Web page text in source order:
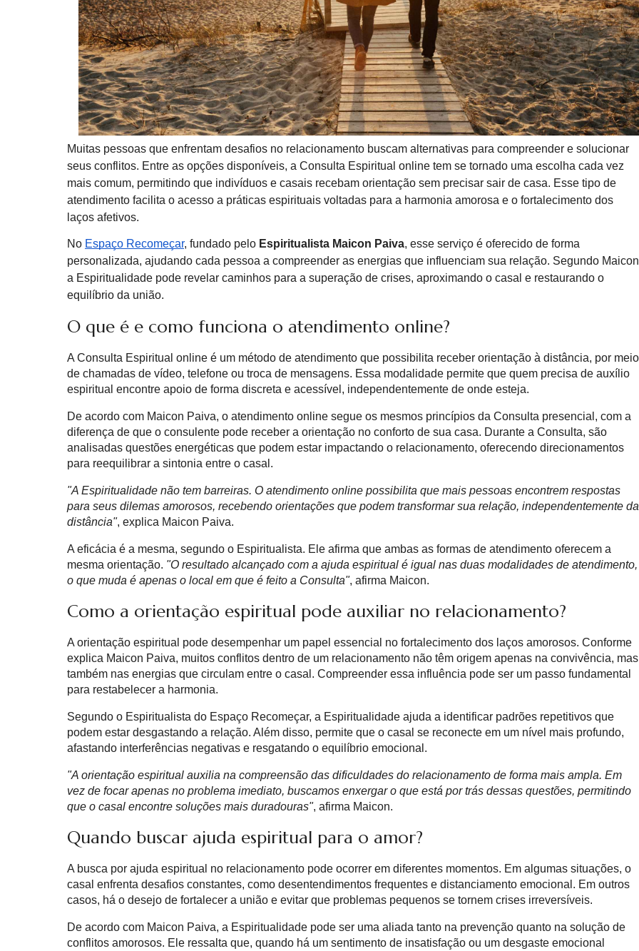
Muitas pessoas que enfrentam desafios no relacionamento buscam alternativas para compreender e solucionar
seus conflitos. Entre as opções disponíveis, a Consulta Espiritual online tem se tornado uma escolha cada vez
mais comum, permitindo que indivíduos e casais recebam orientação sem precisar sair de casa. Esse tipo de
atendimento facilita o acesso a práticas espirituais voltadas para a harmonia amorosa e o fortalecimento dos
laços afetivos.
No Espaço Recomeçar, fundado pelo Espiritualista Maicon Paiva, esse serviço é oferecido de forma
personalizada, ajudando cada pessoa a compreender as energias que influenciam sua relação. Segundo
a Espiritualidade pode revelar caminhos para a superação de crises, aproximando o casal e restaurando o
equilíbrio da união.
O que é e como funciona o atendimento online?
A Consulta Espiritual online é um método de atendimento que possibilita receber orientação à distância, por meio
de chamadas de vídeo, telefone ou troca de mensagens. Essa modalidade permite que quem precisa de auxílio
espiritual encontre apoio de forma discreta e acessível, independentemente de onde esteja.
De acordo com Maicon Paiva, o atendimento online segue os mesmos princípios da Consulta presencial, com a
diferença de que o consulente pode receber a orientação no conforto de sua casa. Durante a Consulta, são
analisadas questões energéticas que podem estar impactando o relacionamento, oferecendo direcionamentos
para reequilibrar a sintonia entre o casal.
"A Espiritualidade não tem barreiras. O atendimento online possibilita que mais pessoas encontrem respostas
para seus dilemas amorosos, recebendo orientações que podem transformar sua relação, independentemente da
distância", explica Maicon Paiva.
A eficácia é a mesma, segundo o Espiritualista. Ele afirma que ambas as formas de atendimento oferecem a
mesma orientação. "O resultado alcançado com a ajuda espiritual é igual nas duas modalidades de atendimento,
o que muda é apenas o local em que é feito a Consulta", afirma Maicon.
Como a orientação espiritual pode auxiliar no relacionamento?
A orientação espiritual pode desempenhar um papel essencial no fortalecimento dos laços amorosos. Conforme
explica Maicon Paiva, muitos conflitos dentro de um relacionamento não têm origem apenas na convivência, mas
também nas energias que circulam entre o casal. Compreender essa influência pode ser um passo fundamental
para restabelecer a harmonia.
Segundo o Espiritualista do Espaço Recomeçar, a Espiritualidade ajuda a identificar padrões repetitivos que
podem estar desgastando a relação. Além disso, permite que o casal se reconecte em um nível mais profundo,
afastando interferências negativas e resgatando o equilíbrio emocional.
"A orientação espiritual auxilia na compreensão das dificuldades do relacionamento de forma mais ampla. Em
vez de focar apenas no problema imediato, buscamos enxergar o que está por trás dessas questões, permitindo
que o casal encontre soluções mais duradouras", afirma Maicon.
Quando buscar ajuda espiritual para o amor?
A busca por ajuda espiritual no relacionamento pode ocorrer em diferentes momentos. Em algumas situações, o
casal enfrenta desafios constantes, como desentendimentos frequentes e distanciamento emocional. Em outros
casos, há o desejo de fortalecer a união e evitar que problemas pequenos se tornem crises irreversíveis.
De acordo com Maicon Paiva, a Espiritualidade pode ser uma aliada tanto na prevenção quanto na solução de
conflitos amorosos. Ele ressalta que, quando há um sentimento de insatisfação ou um desgaste emocional